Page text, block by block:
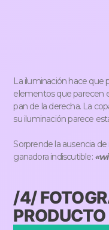
La iluminación hace que
elementos que parecen
pan de la derecha. La
su iluminación parece
Sorprende la ausencia
ganadora indiscutible:
/4/
PRODUCTO